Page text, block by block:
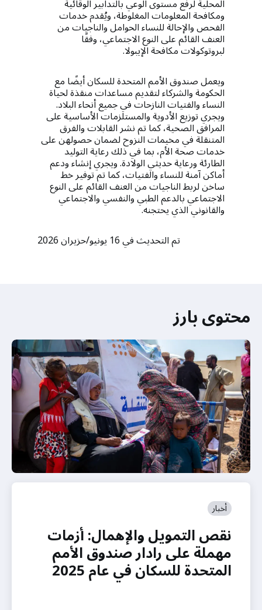
المحلية لرفع مستوى الوعي بالتدابير الوقائية
ومكافحة المعلومات المغلوطة، ويُقدم خدمات
الفحص والإحالة للنساء الحوامل والناجيات من
العنف القائم على النوع الاجتماعي، وفقًا
لبروتوكولات مكافحة الإيبولا.
ويعمل صندوق الأمم المتحدة للسكان أيضًا مع
الحكومة والشركاء لتقديم مساعدات منقذة لحياة
النساء والفتيات النازحات في جميع أنحاء البلاد.
ويجري توزيع الأدوية والمستلزمات الأساسية على
المرافق الصحية، كما تم نشر القابلات والفرق
المتنقلة في مخيمات النزوح لضمان حصولهن على
خدمات صحة الأم، بما في ذلك رعاية التوليد
الطارئة ورعاية حديثي الولادة. ويجري إنشاء ودعم
أماكن آمنة للنساء والفتيات، كما تم توفير خط
ساخن لربط الناجيات من العنف القائم على النوع
الاجتماعي بالدعم الطبي والنفسي والاجتماعي
والقانوني الذي يحتجنه.
تم التحديث في 16 يونيو/حزيران 2026
محتوى بارز
أخبار
نقص التمويل والإهمال: أزمات
مهملة على رادار صندوق الأمم
المتحدة للسكان في عام 2025